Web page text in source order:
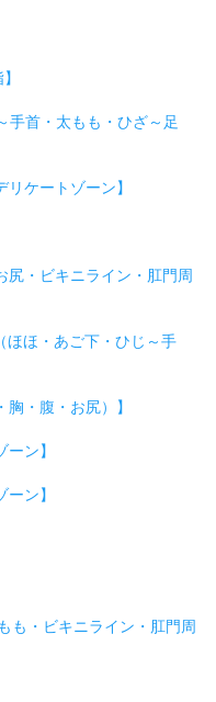
手首・太もも・ひざ～足
ケートゾーン】
尻・ビキニライン・肛門周
ほほ・あご下・ひじ～手
・腹・お尻）】
ン】
ン】
も・ビキニライン・肛門周